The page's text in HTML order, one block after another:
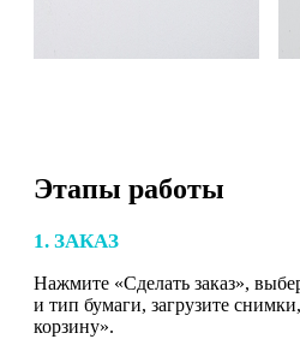
Этапы работы
1. ЗАКАЗ
Нажмите «Сделать заказ»,
и тип бумаги, загрузите
корзину».